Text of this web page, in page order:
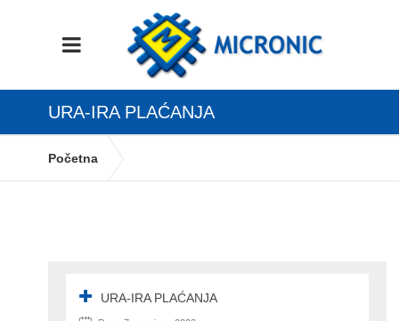
URA-IRA PLAĆANJA
Početna
URA-IRA PLAĆANJA